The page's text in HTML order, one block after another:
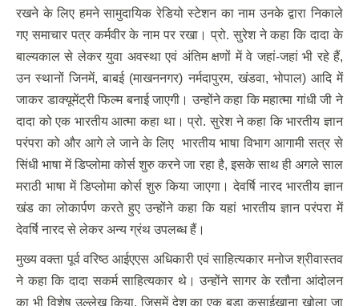
रखने के लिए हमने सामुदायिक रेडियो स्टेशन का नाम उनके द्वारा निकाले
गए समाचार पत्र कर्मवीर के नाम पर रखा। प्रो. सुरेश ने कहा कि दादा के
बाल्यकाल से लेकर युवा अवस्था एवं अंतिम क्षणों में वे जहां-जहां भी रहे हैं,
उन स्थानों जिनमें, बाबई (माखननगर) नर्मदापुरम, खंडवा, भोपाल) आदि में
जाकर डाक्यूमेंट्री फिल्म बनाई जाएगी। उन्होंने कहा कि महात्मा गांधी जी ने
दादा को एक भारतीय आत्मा कहा था। प्रो. सुरेश ने कहा कि भारतीय ज्ञान
परंपरा को और आगे ले जाने के लिए भारतीय भाषा विभाग आगामी सत्र से
सिंधी भाषा में डिप्लोमा कोर्स शुरु करने जा रहा है, इसके साथ ही अगले साल
मराठी भाषा में डिप्लोमा कोर्स शुरु किया जाएगा। देवर्षि नारद भारतीय ज्ञान
खंड का लोकार्पण करते हुए उन्होंने कहा कि यहां भारतीय ज्ञान परंपरा में
देवर्षि नारद से लेकर अन्य ग्रंथ उपलब्ध हैं।
मुख्य वक्ता पूर्व वरिष्ठ आईएएस अधिकारी एवं साहित्यकार मनोज श्रीवास्तव
ने कहा कि दादा सकर्म साहित्यकार थे। उन्होंने सागर के रतौना आंदोलन
का भी विशेष उल्लेख किया, जिसमें देश का एक बड़ा कसाईखाना खोला जा